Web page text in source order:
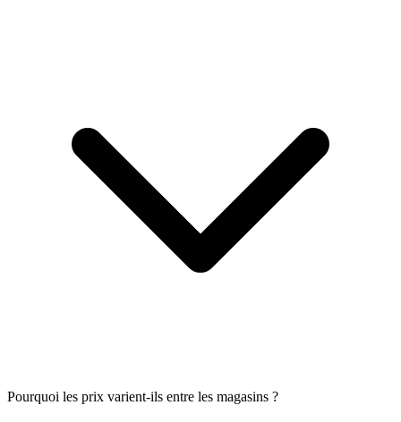
Pourquoi les prix varient-ils entre les magasins ?